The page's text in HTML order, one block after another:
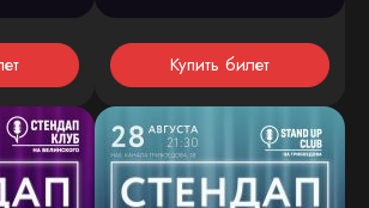
Купить билет